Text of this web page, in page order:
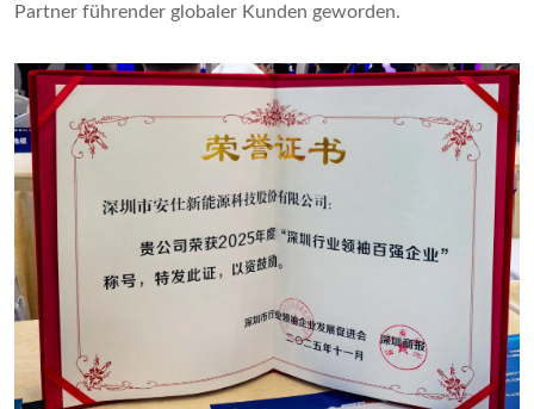
Partner führender globaler Kunden geworden.